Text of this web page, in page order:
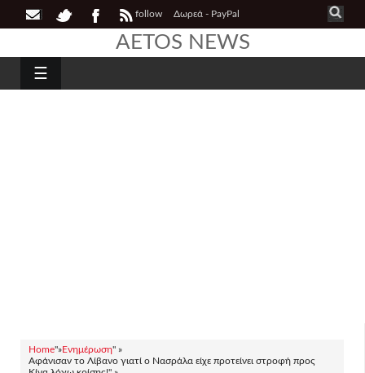
follow Δωρεά - PayPal
AETOS NEWS
☰
Home"»Ενημέρωση" »
Αφάνισαν το Λίβανο γιατί ο Νασράλα είχε προτείνει στροφή προς